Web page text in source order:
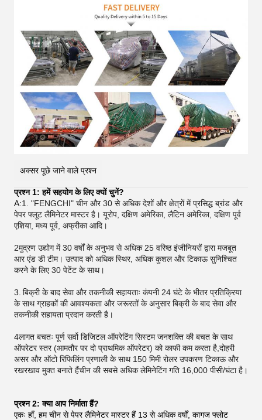
अक्सर पूछे जाने वाले प्रश्न
प्रश्न 1: हमें सहयोग के लिए क्यों चुनें?
A:1. "FENGCHI" चीन और 30 से अधिक देशों और क्षेत्रों में प्रसिद्ध ब्रांड और
पेपर फ्लूट लैमिनेटर मास्टर है। यूरोप, दक्षिण अमेरिका, लैटिन अमेरिका, दक्षिण पूर्व
एशिया, मध्य पूर्व, अफ्रीका आदि।
2मुद्रण उद्योग में 30 वर्षों के अनुभव से अधिक 25 वरिष्ठ इंजीनियरों द्वारा मजबूत
आर एंड डी टीम। उत्पाद को अधिक स्थिर, अधिक कुशल और टिकाऊ सुनिश्चित
करने के लिए 30 पेटेंट के साथ।
3. बिक्री के बाद सेवा और तकनीकी सहायताः कंपनी 24 घंटे के भीतर प्रतिक्रिया
के साथ ग्राहकों की आवश्यकता और जरूरतों के अनुसार बिक्री के बाद सेवा और
तकनीकी सहायता प्रदान करती है।
4लागत बचतः पूर्ण सर्वो डिजिटल ऑपरेटिंग सिस्टम जनशक्ति की बचत के साथ
ऑपरेटर स्तर (आमतौर पर दो प्राथमिक ऑपरेटर) को काफी कम करता है,दोहरी
असर और ऑटो रिफिलिंग प्रणाली के साथ 150 मिमी रोलर उपकरण टिकाऊ और
रखरखाव मुक्त बनाते हैंचीन की सबसे अधिक लेमिनेटिंग गति 16,000 पीसी/घंटा है।
प्रश्न 2: क्या आप निर्माता हैं?
एकः हाँ, हम चीन से पेपर लैमिनेटर मास्टर हैं 13 से अधिक वर्षों, कागज फ्लोट